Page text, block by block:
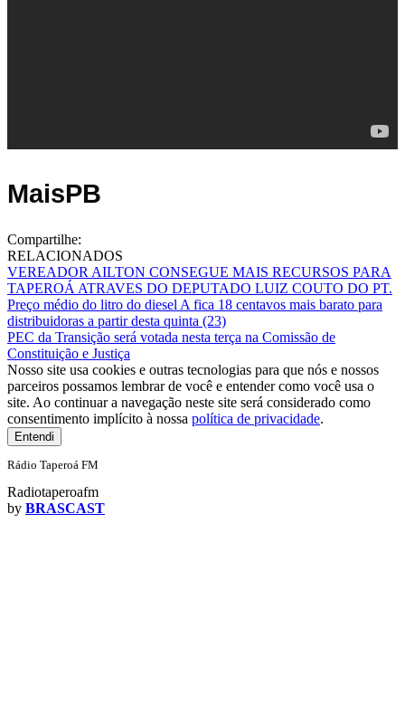
MaisPB
Compartilhe:
RELACIONADOS
VEREADOR AILTON CONSEGUE MAIS RECURSOS PARA
TAPEROÁ ATRAVES DO DEPUTADO LUIZ COUTO DO PT.
Preço médio do litro do diesel A fica 18 centavos mais barato para
distribuidoras a partir desta quinta (23)
PEC da Transição será votada nesta terça na Comissão de
Constituição e Justiça
Nosso site usa cookies e outras tecnologias para que nós e nossos
parceiros possamos lembrar de você e entender como você usa o
site. Ao continuar a navegação neste site será considerado como
consentimento implícito à nossa política de privacidade.
Entendi
Rádio Taperoá FM
Radiotaperoafm
by BRASCAST